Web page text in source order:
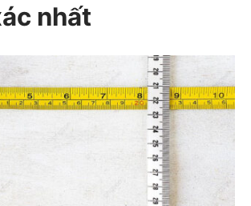
nhất